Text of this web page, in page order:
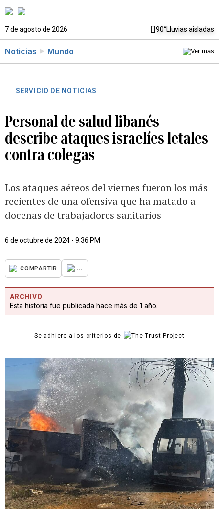
7 de agosto de 2026 90°Lluvias aisladas
Noticias Mundo
SERVICIO DE NOTICIAS
Personal de salud libanés
describe ataques israelíes letales
contra colegas
Los ataques aéreos del viernes fueron los más
recientes de una ofensiva que ha matado a
docenas de trabajadores sanitarios
6 de octubre de 2024 - 9:36 PM
COMPARTIR ...
ARCHIVO
Esta historia fue publicada hace más de 1 año.
Se adhiere a los criterios de